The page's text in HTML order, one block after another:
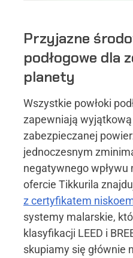
Przyjazne
podłogowe dla
planety
Wszystkie powłoki
zapewniają
zabezpieczanej
jednoczesnym
negatywnego wpływu
ofercie Tikkurila
z certyfikatem
systemy malarskie,
klasyfikacji LEED i
skupiamy się głównie